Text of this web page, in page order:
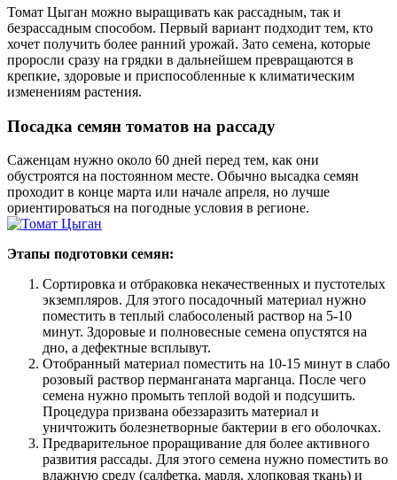
Томат Цыган можно выращивать как рассадным, так и
безрассадным способом. Первый вариант подходит тем, кто
хочет получить более ранний урожай. Зато семена, которые
проросли сразу на грядки в дальнейшем превращаются в
крепкие, здоровые и приспособленные к климатическим
изменениям растения.
Посадка семян томатов на рассаду
Саженцам нужно около 60 дней перед тем, как они
обустроятся на постоянном месте. Обычно высадка семян
проходит в конце марта или начале апреля, но лучше
ориентироваться на погодные условия в регионе.
Этапы подготовки семян:
Сортировка и отбраковка некачественных и пустотелых
экземпляров. Для этого посадочный материал нужно
поместить в теплый слабосоленый раствор на 5-10
минут. Здоровые и полновесные семена опустятся на
дно, а дефектные всплывут.
Отобранный материал поместить на 10-15 минут в слабо
розовый раствор перманганата марганца. После чего
семена нужно промыть теплой водой и подсушить.
Процедура призвана обеззаразить материал и
уничтожить болезнетворные бактерии в его оболочках.
Предварительное проращивание для более активного
развития рассады. Для этого семена нужно поместить во
влажную среду (салфетка, марля, хлопковая ткань) и